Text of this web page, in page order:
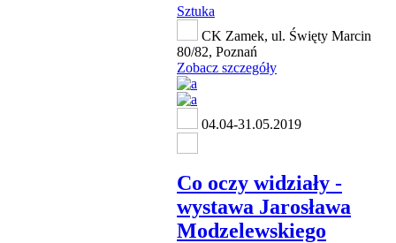
Sztuka
CK Zamek, ul. Święty Marcin
80/82, Poznań
Zobacz szczegóły
04.04-31.05.2019
Co oczy widziały -
wystawa Jarosława
Modzelewskiego